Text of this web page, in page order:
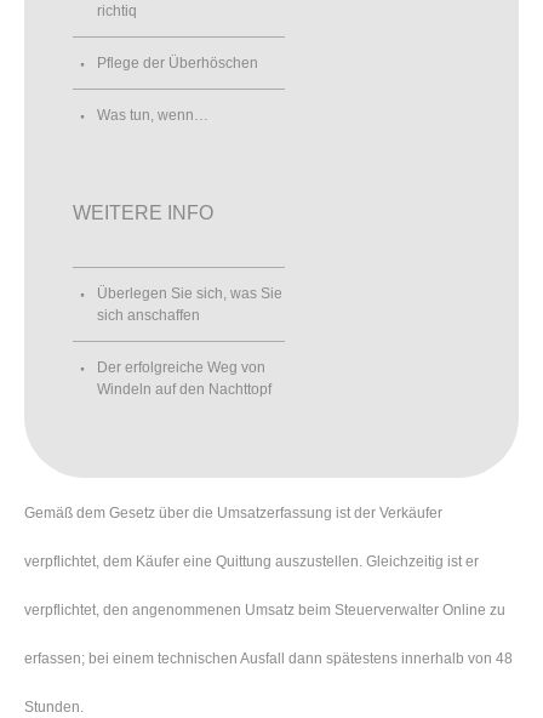
richtiq
Pflege der Überhöschen
Was tun, wenn…
WEITERE INFO
Überlegen Sie sich, was Sie
sich anschaffen
Der erfolgreiche Weg von
Windeln auf den Nachttopf
Gemäß dem Gesetz über die Umsatzerfassung ist der Verkäufer
verpflichtet, dem Käufer eine Quittung auszustellen. Gleichzeitig ist er
verpflichtet, den angenommenen Umsatz beim Steuerverwalter Online zu
erfassen; bei einem technischen Ausfall dann spätestens innerhalb von 48
Stunden.